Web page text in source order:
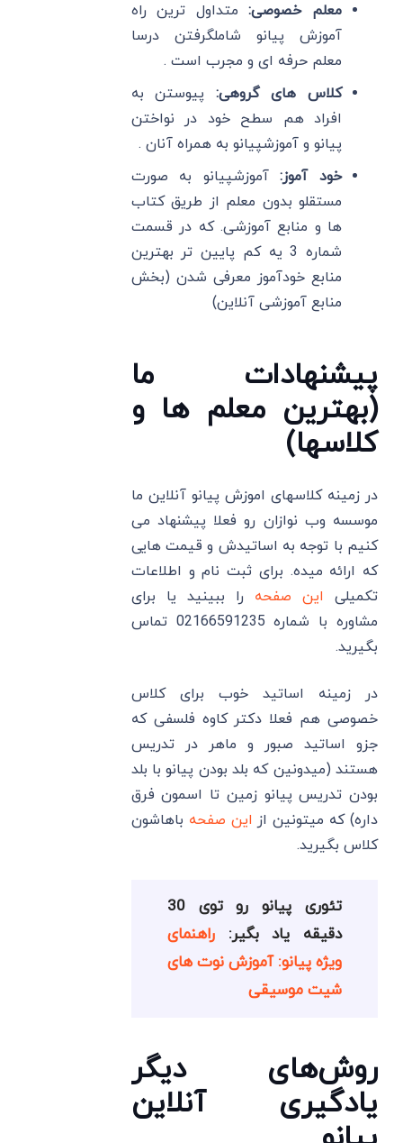
معلم خصوصی:متداول ترین راه
آموزش پیانو شاملگرفتن درسا
معلم حرفه ای و مجرب است .
کلاس های گروهی: پیوستن به
افراد هم سطح خود در نواختن
پیانو و آموزشپیانو به همراه آنان .
خود آموز:آموزشپیانو به صورت
مستقلو بدون معلم از طریق کتاب
ها و منابع آموزشی. که در قسمت
شماره 3 یه کم پایین تر بهترین
منابع خودآموز معرفی شدن (بخش
منابع آموزشی آنلاین)
پیشنهادات ما
(بهترین معلم ها و
کلاسها)
در زمینه کلاسهای اموزش پیانو آنلاین ما
موسسه وب نوازان رو فعلا پیشنهاد می
کنیم با توجه به اساتیدش و قیمت هایی
که ارائه میده. برای ثبت نام و اطلاعات
تکمیلی این صفحه را ببینید یا برای
مشاوره با شماره 02166591235 تماس
بگیرید.
در زمینه اساتید خوب برای کلاس
خصوصی هم فعلا دکتر کاوه فلسفی که
جزو اساتید صبور و ماهر در تدریس
هستند (میدونین که بلد بودن پیانو با بلد
بودن تدریس پیانو زمین تا اسمون فرق
داره) که میتونین از این صفحه باهاشون
کلاس بگیرید.
تئوری پیانو رو توی 30
دقیقه یاد بگیر: راهنمای
ویژه پیانو: آموزش نوت های
شیت موسیقی
روش‌های دیگر
یادگیری آنلاین